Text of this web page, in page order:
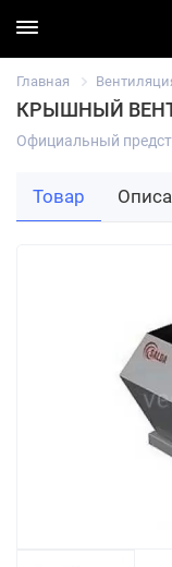
Главная
КРЫШНЫЙ
Официальный
Товар